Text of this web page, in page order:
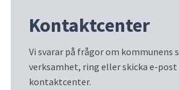
Kontaktcenter
Vi svarar på frågor om kommunens
verksamhet, ring eller skicka e-
kontaktcenter.